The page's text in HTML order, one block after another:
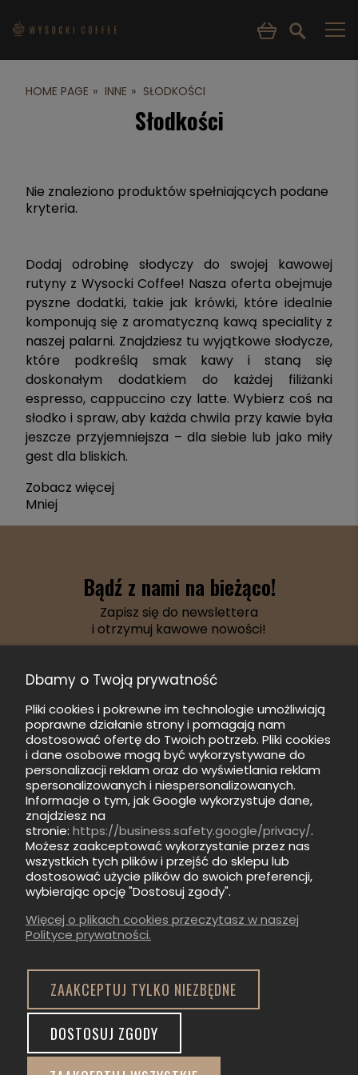
HOME PAGE INNE SŁODKOŚCI
Słodkości
Nie znaleziono produktów spełniających podane
kryteria.
Dodaj odrobinę słodyczy do swojej kawowej
rutyny z Wysocki Coffee! Nasza oferta obejmuje
pyszne dodatki, takie jak krówki, które idealnie
komponują się z aromatyczną kawą speciality z
naszej palarni. Znajdziesz tu wyjątkowe słodycze,
które podkreślą smak kawy i staną się
doskonałym dodatkiem do każdej filiżanki
espresso, cappuccino czy latte. Wybierz coś na
słodko i spraw, aby każda chwila przy kawie była
jeszcze przyjemniejsza – dla siebie lub jako miły
gest dla bliskich.
Zobacz więcej
Mniej
Bądź z nami na bieżąco!
Zapisz się do newslettera
i otrzymuj kawowe nowości!
ZAPISZ SIĘ
Informacje
Pomoc
Kategorie
Dbamy o Twoją prywatność
Pliki cookies i pokrewne im technologie umożliwiają
poprawne działanie strony i pomagają nam
dostosować ofertę do Twoich potrzeb. Pliki cookies
i dane osobowe mogą być wykorzystywane do
personalizacji reklam oraz do wyświetlania reklam
spersonalizowanych i niespersonalizowanych.
Informacje o tym, jak Google wykorzystuje dane,
znajdziesz na
stronie: https://business.safety.google/privacy/.
Możesz zaakceptować wykorzystanie przez nas
wszystkich tych plików i przejść do sklepu lub
dostosować użycie plików do swoich preferencji,
wybierając opcję "Dostosuj zgody".
Więcej o plikach cookies przeczytasz w naszej
Polityce prywatności.
ZAAKCEPTUJ TYLKO NIEZBĘDNE
DOSTOSUJ ZGODY